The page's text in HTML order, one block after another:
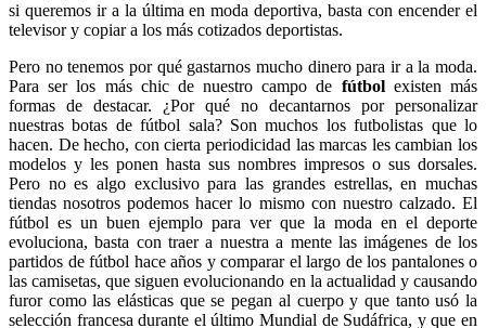
si queremos ir a la última en moda deportiva, basta con encender el
televisor y copiar a los más cotizados deportistas.
Pero no tenemos por qué gastarnos mucho dinero para ir a la moda.
Para ser los más chic de nuestro campo de fútbolexisten más
formas de destacar. ¿Por qué no decantarnos por personalizar
nuestras botas de fútbol sala? Son muchos los futbolistas que lo
hacen. De hecho, con cierta periodicidad las marcas les cambian los
modelos y les ponen hasta sus nombres impresos o sus dorsales.
Pero no es algo exclusivo para las grandes estrellas, en muchas
tiendas nosotros podemos hacer lo mismo con nuestro calzado. El
fútbol es un buen ejemplo para ver que la moda en el deporte
evoluciona, basta con traer a nuestra a mente las imágenes de los
partidos de fútbol hace años y comparar el largo de los pantalones o
las camisetas, que siguen evolucionando en la actualidad y causando
furor como las elásticas que se pegan al cuerpo y que tanto usó la
selección francesa durante el último Mundial de Sudáfrica, y que en